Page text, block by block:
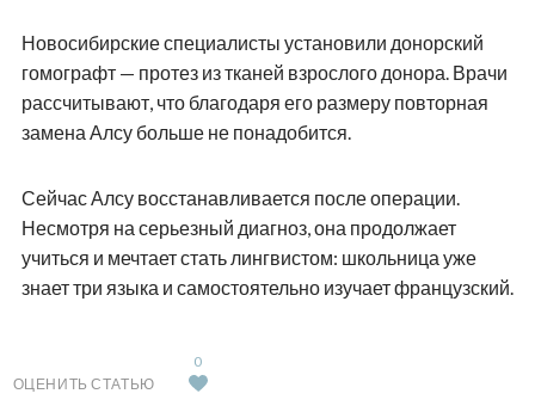
Новосибирские специалисты установили донорский
гомографт — протез из тканей взрослого донора. Врачи
рассчитывают, что благодаря его размеру повторная
замена Алсу больше не понадобится.
Сейчас Алсу восстанавливается после операции.
Несмотря на серьезный диагноз, она продолжает
учиться и мечтает стать лингвистом: школьница уже
знает три языка и самостоятельно изучает французский.
ОЦЕНИТЬ СТАТЬЮ
0